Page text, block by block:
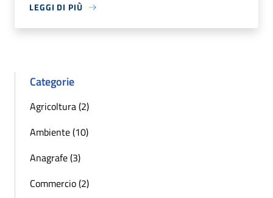
LEGGI DI PIÙ
Categorie
Agricoltura (2)
Ambiente (10)
Anagrafe (3)
Commercio (2)